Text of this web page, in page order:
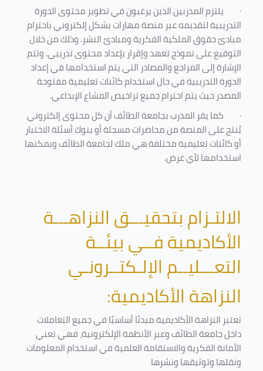
· يلتزم المدربين الذين يرغبون في تطوير محتوى الدورة
التدريبية لتقديمه عبر منصة مهارات بشكل إلكتروني باحترام
مبادئ حقوق الملكية الفكرية ومبادئ النشر. وذلك من خلال
التوقيع على نموذج تعهد وإقرار بإعداد محتوى تدريبي. وتتم
الإشارة إلى المراجع والمصادر التي يتم استخدامها في إعداد
الدورة التدريبية في حال استخدام كائنات تعليمية مفتوحة
المصدر حيث يتم احترام جميع تراخيص المشاع الإبداعي.
· كما يقر المدرب بجامعة الطائف أن كل محتوى إلكتروني
يُنتج على المنصة من محاضرات مسجلة أو بنوك أسئلة الاختبار
أو كائنات تعليمية مختلفة هي ملك لجامعة الطائف ويمكنها
استخدامها لأي غرض.
الالتـزام بتحقيـــق النزاهـــة
الأكاديمية فــي بيئــة
التعـــليــم الإلـكتــرونـي
النزاهة الأكاديمية:
تعتبر النزاهة الأكاديمية مبدئا أساسيًا في جميع التعاملات
داخل جامعة الطائف وعبر الأنظمة الإلكترونية، فهي تعني
الأمانة الفكرية والاستقامة العلمية في استخدام المعلومات
ونقلها وتوثيقها ونشرها